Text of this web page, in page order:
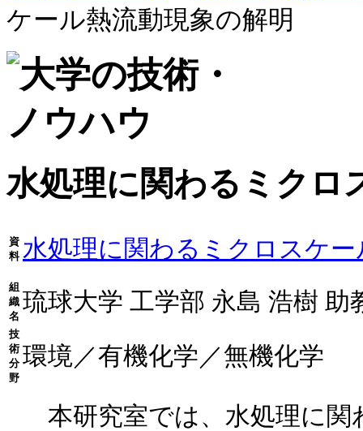
ケール熱流動現象の解明
水処理に関わるミクロ
資
料 水処理に関わるミクロスケ
組
織
名
琉球大学 工学部 永島 浩樹 助
技
術
分
野
環境／有機化学／無機化学
本研究室では、水処理に関